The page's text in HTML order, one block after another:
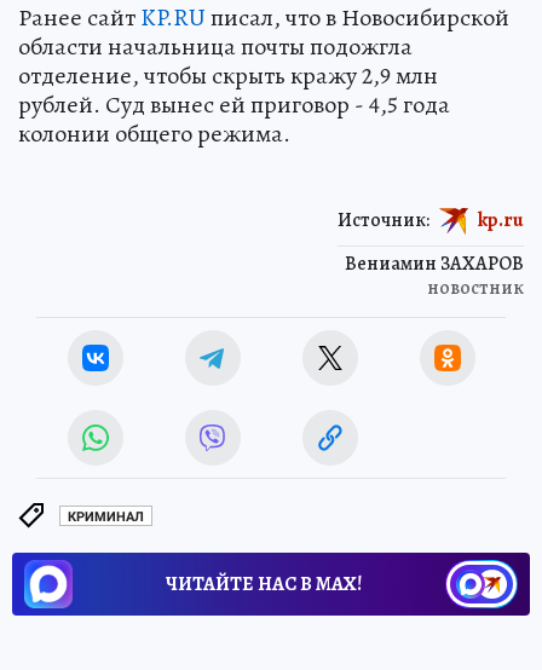
Ранее сайтKP.RUписал, что в Новосибирской
области начальница почты подожгла
отделение, чтобы скрыть кражу 2,9 млн
рублей. Суд вынес ей приговор - 4,5 года
колонии общего режима.
Вениамин ЗАХАРОВ
новостник
Источник: kp.ru
КРИМИНАЛ
ЧИТАЙТЕ НАС В МАХ!